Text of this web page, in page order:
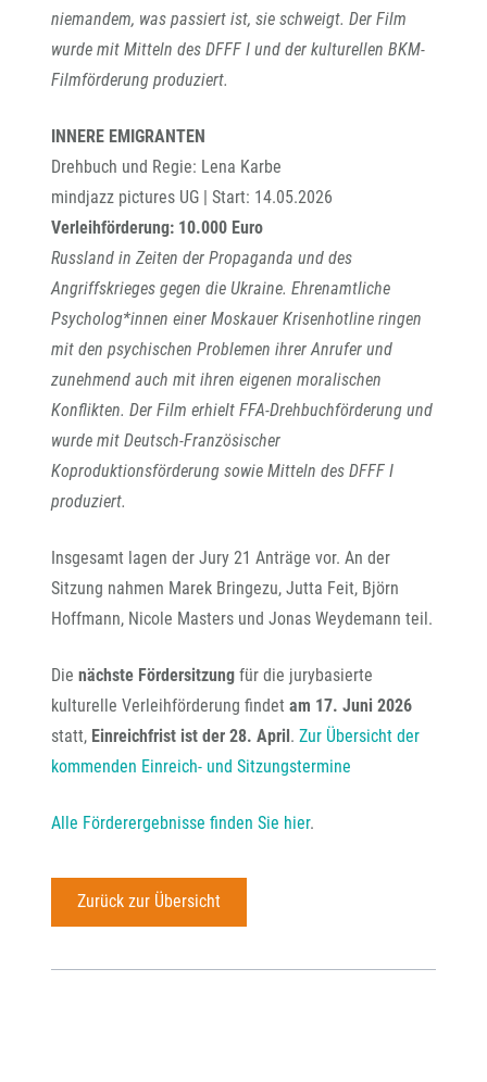
niemandem, was passiert ist, sie schweigt. Der Film
wurde mit Mitteln des DFFF I und der kulturellen BKM-
Filmförderung produziert.
INNERE EMIGRANTEN
Drehbuch und Regie: Lena Karbe
mindjazz pictures UG | Start: 14.05.2026
Verleihförderung: 10.000 Euro
Russland in Zeiten der Propaganda und des
Angriffskrieges gegen die Ukraine. Ehrenamtliche
Psycholog*innen einer Moskauer Krisenhotline ringen
mit den psychischen Problemen ihrer Anrufer und
zunehmend auch mit ihren eigenen moralischen
Konflikten. Der Film erhielt FFA-Drehbuchförderung und
wurde mit Deutsch-Französischer
Koproduktionsförderung sowie Mitteln des DFFF I
produziert.
Insgesamt lagen der Jury 21 Anträge vor. An der
Sitzung nahmen Marek Bringezu, Jutta Feit, Björn
Hoffmann, Nicole Masters und Jonas Weydemann teil.
Die nächste Fördersitzung für die jurybasierte
kulturelle Verleihförderung findet am 17. Juni 2026
statt, Einreichfrist ist der 28. April. Zur Übersicht der
kommenden Einreich- und Sitzungstermine
Alle Förderergebnisse finden Sie hier.
Zurück zur Übersicht